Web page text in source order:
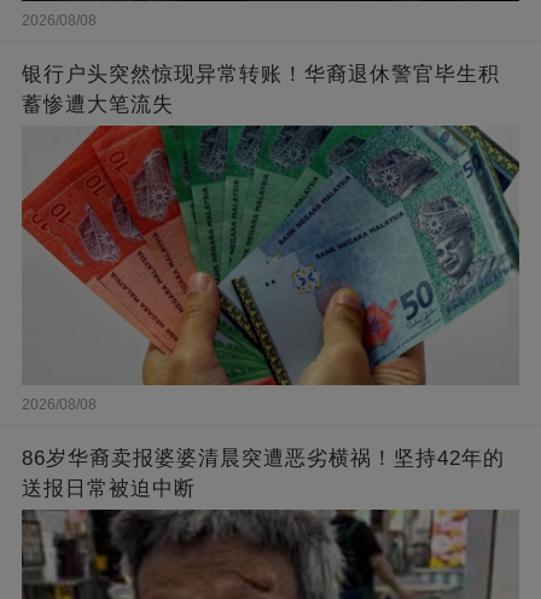
2026/08/08
银行户头突然惊现异常转账！华裔退休警官毕生积
蓄惨遭大笔流失
2026/08/08
86岁华裔卖报婆婆清晨突遭恶劣横祸！坚持42年的
送报日常被迫中断